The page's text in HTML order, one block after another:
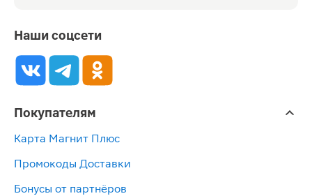
Наши соцсети
Покупателям
Карта Магнит Плюс
Промокоды Доставки
Бонусы от партнёров